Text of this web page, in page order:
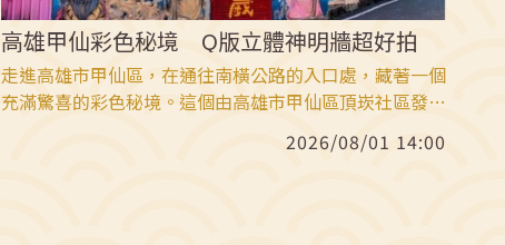
高雄甲仙彩色秘境 Q版立體神明牆超好拍
走進高雄市甲仙區，在通往南橫公路的入口處，藏著一個
充滿驚喜的彩色秘境。這個由高雄市甲仙區頂崁社區發展
雄市甲仙區頂崁社區與大田社區，主要位於大田里竹山巷
2026/08/01 14:00